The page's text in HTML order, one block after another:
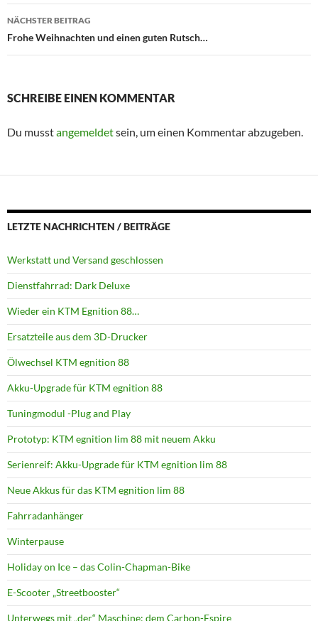
NÄCHSTER BEITRAG
Frohe Weihnachten und einen guten Rutsch…
SCHREIBE EINEN KOMMENTAR
Du musstangemeldetsein, um einen Kommentar abzugeben.
LETZTE NACHRICHTEN / BEITRÄGE
Werkstatt und Versand geschlossen
Dienstfahrrad: Dark Deluxe
Wieder ein KTM Egnition 88…
Ersatzteile aus dem 3D-Drucker
Ölwechsel KTM egnition 88
Akku-Upgrade für KTM egnition 88
Tuningmodul -Plug and Play
Prototyp: KTM egnition lim 88 mit neuem Akku
Serienreif: Akku-Upgrade für KTM egnition lim 88
Neue Akkus für das KTM egnition lim 88
Fahrradanhänger
Winterpause
Holiday on Ice – das Colin-Chapman-Bike
E-Scooter „Streetbooster“
Unterwegs mit „der“ Maschine: dem Carbon-Espire